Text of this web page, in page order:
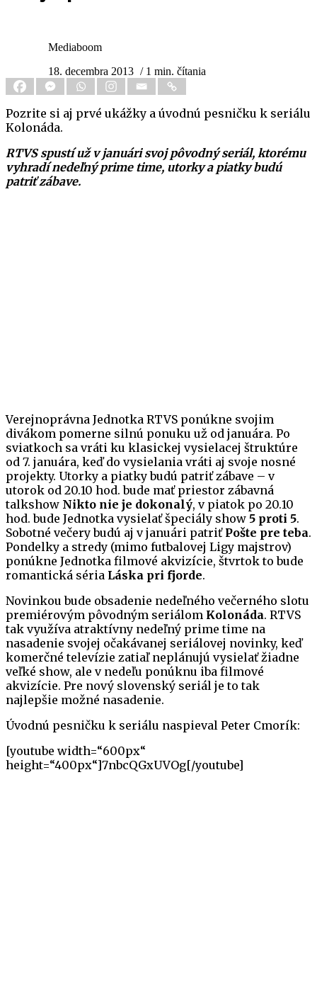
Mediaboom
18. decembra 2013 / 1 min. čítania
Pozrite si aj prvé ukážky a úvodnú pesničku k seriálu
Kolonáda.
RTVS spustí už v januári svoj pôvodný seriál, ktorému
vyhradí nedeľný prime time, utorky a piatky budú
patriť zábave.
Verejnoprávna Jednotka RTVS ponúkne svojim
divákom pomerne silnú ponuku už od januára. Po
sviatkoch sa vráti ku klasickej vysielacej štruktúre
od 7. januára, keď do vysielania vráti aj svoje nosné
projekty. Utorky a piatky budú patriť zábave – v
utorok od 20.10 hod. bude mať priestor zábavná
talkshow Nikto nie je dokonalý, v piatok po 20.10
hod. bude Jednotka vysielať špeciály show 5 proti 5.
Sobotné večery budú aj v januári patriť Pošte pre teba.
Pondelky a stredy (mimo futbalovej Ligy majstrov)
ponúkne Jednotka filmové akvizície, štvrtok to bude
romantická séria Láska pri fjorde.
Novinkou bude obsadenie nedeľného večerného slotu
premiérovým pôvodným seriálom Kolonáda. RTVS
tak využíva atraktívny nedeľný prime time na
nasadenie svojej očakávanej seriálovej novinky, keď
komerčné televízie zatiaľ neplánujú vysielať žiadne
veľké show, ale v nedeľu ponúknu iba filmové
akvizície. Pre nový slovenský seriál je to tak
najlepšie možné nasadenie.
Úvodnú pesničku k seriálu naspieval Peter Cmorík:
[youtube width=“600px“
height=“400px“]7nbcQGxUVOg[/youtube]